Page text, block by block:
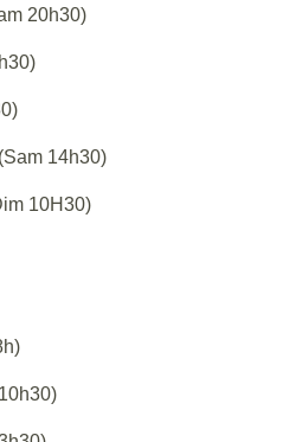
20h30)
14h30)
10H30)